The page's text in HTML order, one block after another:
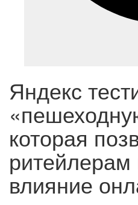
Яндекс
которая
ритейлерам
влияние